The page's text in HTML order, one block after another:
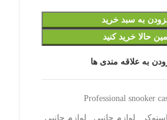
به سبد خرید
حالا خرید کنید
به علاقه مندی ها
Professional snooker
لوازم جانبی
لوازم جانبی